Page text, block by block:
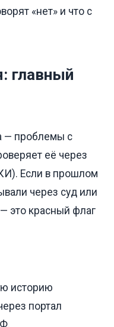
«нет» и что с
главный
— проблемы с
её через
Если в прошлом
через суд или
это красный флаг
историю
портал